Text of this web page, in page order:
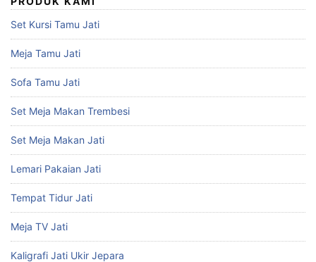
Set Kursi Tamu Jati
Meja Tamu Jati
Sofa Tamu Jati
Set Meja Makan Trembesi
Set Meja Makan Jati
Lemari Pakaian Jati
Tempat Tidur Jati
Meja TV Jati
Kaligrafi Jati Ukir Jepara